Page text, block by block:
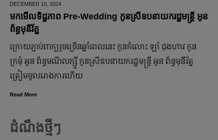
DECEMBER 10, 2024
មកមើលទិដ្ឋភាព Pre-Wedding កូនស្រីឧបនាយករដ្ឋមន្រ្តី អូន
ព័ន្ធមុនីរ័ត្ន
ក្រោយ​ភ្ជាប់​ពាក្យ​រួច​ច្រើន​ឆ្នាំ​ពេលនេះ កូនកំលោះ ឡាំ ជុងហាវ កូន
ក្រមុំ អូន ព័ន្ធមណីលក្ស្មី កូនស្រី​ឧបនាយករដ្ឋមន្ត្រី អូន ព័ន្ធមុនីរ័ត្ន
ត្រៀម​ចូល​រោងការ​ហើយ
Read More
ដំណឹងថ្មីៗ